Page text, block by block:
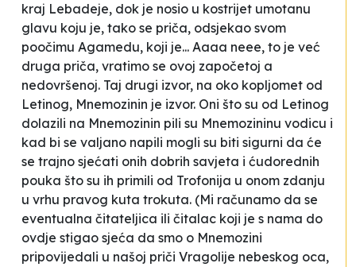
kraj Lebadeje, dok je nosio u kostrijet umotanu
glavu koju je, tako se priča, odsjekao svom
poočimu Agamedu, koji je... Aaaa neee, to je već
druga priča, vratimo se ovoj započetoj a
nedovršenoj. Taj drugi izvor, na oko kopljomet od
Letinog, Mnemozinin je izvor. Oni što su od Letinog
dolazili na Mnemozinin pili su Mnemozininu vodicu i
kad bi se valjano napili mogli su biti sigurni da će
se trajno sjećati onih dobrih savjeta i ćudorednih
pouka što su ih primili od Trofonija u onom zdanju
u vrhu pravog kuta trokuta. (Mi računamo da se
eventualna čitateljica ili čitalac koji je s nama do
ovdje stigao sjeća da smo o Mnemozini
pripovijedali u našoj priči Vragolije nebeskog oca,